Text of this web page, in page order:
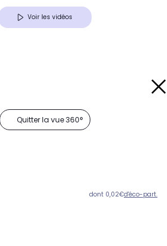
Voir les vidéos
Quitter la vue 360°
dont 0,02€d'éco-part.